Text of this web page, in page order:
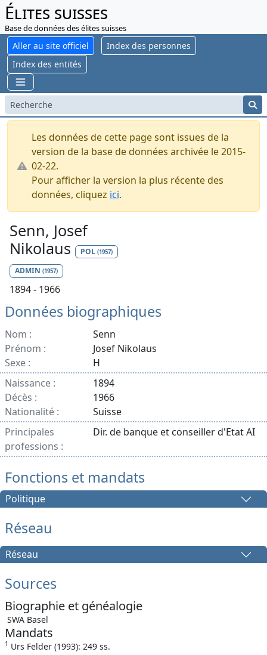
Élites suisses
Base de données des élites suisses
Aller au site officiel
Index des personnes
Index des entités
Les données de cette page sont issues de la
version de la base de données archivée le 2015-
02-22.
Pour afficher la version la plus récente des
données, cliquez ici.
Senn, Josef
Nikolaus
POL (1957)
ADMIN (1957)
1894 - 1966
Données biographiques
Nom :
Senn
Prénom :
Josef Nikolaus
Sexe :
H
Naissance :
1894
Décès :
1966
Nationalité :
Suisse
Principales
professions :
Dir. de banque et conseiller d'Etat AI
Fonctions et mandats
Politique
Réseau
Réseau
Sources
Biographie et généalogie
SWA Basel
Mandats
1 Urs Felder (1993): 249 ss.